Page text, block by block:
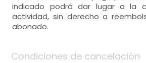
indicado podrá dar lugar a la
actividad, sin derecho a
abonado.
Condiciones de cancelación